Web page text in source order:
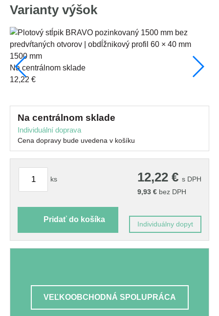
Varianty výšok
1500 mm
na centrálnom sklade
12,22 €
na centrálnom sklade
Individuální doprava
Cena dopravy bude uvedena v košíku
ks 12,22 € s DPH
9,93 € bez DPH
Pridať do košíka
Individuálny dopyt
VEĽKOOBCHODNÁ SPOLUPRÁCA